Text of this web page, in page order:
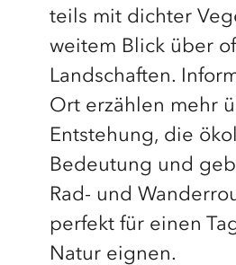
teils mit dichter
weitem Blick über
Landschaften.
Ort erzählen mehr
Entstehung, die
Bedeutung und
Rad- und
perfekt für einen
Natur eignen.